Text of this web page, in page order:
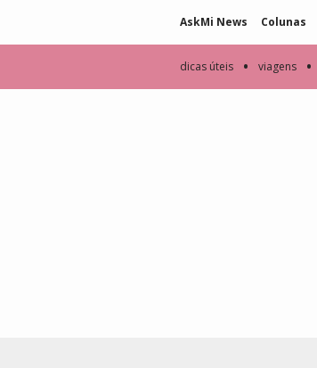
AskMi News Colunas
dicas úteis • viagens •